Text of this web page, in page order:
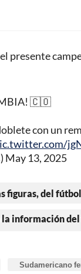
presente
🇨🇴
con un
May 13, 2025
figuras, del
la información
Sudamericano